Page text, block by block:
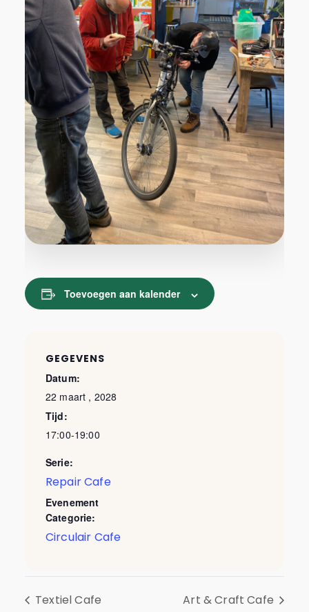
Toevoegen aan kalender
GEGEVENS
Datum:
22 maart , 2028
Tijd:
17:00-19:00
Serie:
Repair Cafe
Evenement
Categorie:
Circulair Cafe
Textiel Cafe Art & Craft Cafe